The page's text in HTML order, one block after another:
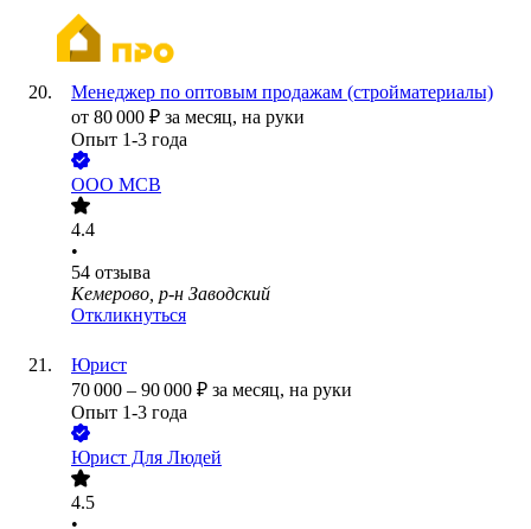
Менеджер по оптовым продажам (стройматериалы)
от 80 000 ₽ за месяц, на руки
Опыт 1-3 года
ООО МСВ
4.4
•
54 отзыва
Кемерово, р-н Заводский
Откликнуться
Юрист
70 000 – 90 000 ₽ за месяц, на руки
Опыт 1-3 года
Юрист Для Людей
4.5
•